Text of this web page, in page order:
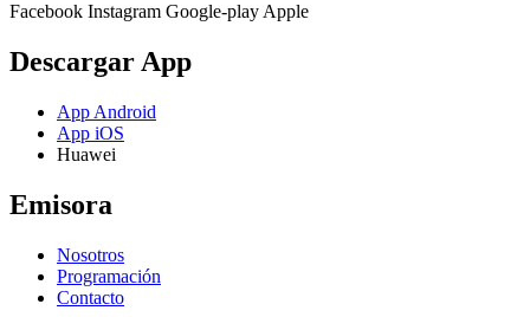
Facebook Instagram Google-play Apple
Descargar App
App Android
App iOS
Huawei
Emisora
Nosotros
Programación
Contacto